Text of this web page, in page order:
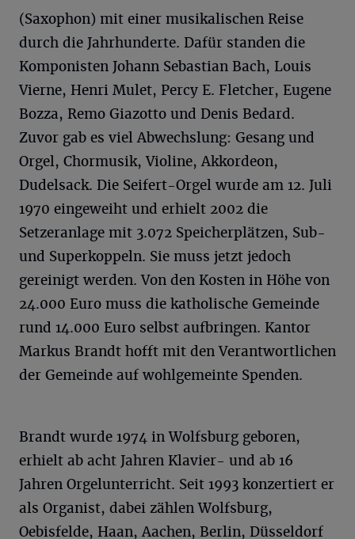
(Saxophon) mit einer musikalischen Reise
durch die Jahrhunderte. Dafür standen die
Komponisten Johann Sebastian Bach, Louis
Vierne, Henri Mulet, Percy E. Fletcher, Eugene
Bozza, Remo Giazotto und Denis Bedard.
Zuvor gab es viel Abwechslung: Gesang und
Orgel, Chormusik, Violine, Akkordeon,
Dudelsack. Die Seifert-Orgel wurde am 12. Juli
1970 eingeweiht und erhielt 2002 die
Setzeranlage mit 3.072 Speicherplätzen, Sub-
und Superkoppeln. Sie muss jetzt jedoch
gereinigt werden. Von den Kosten in Höhe von
24.000 Euro muss die katholische Gemeinde
rund 14.000 Euro selbst aufbringen. Kantor
Markus Brandt hofft mit den Verantwortlichen
der Gemeinde auf wohlgemeinte Spenden.
Brandt wurde 1974 in Wolfsburg geboren,
erhielt ab acht Jahren Klavier- und ab 16
Jahren Orgelunterricht. Seit 1993 konzertiert er
als Organist, dabei zählen Wolfsburg,
Oebisfelde, Haan, Aachen, Berlin, Düsseldorf